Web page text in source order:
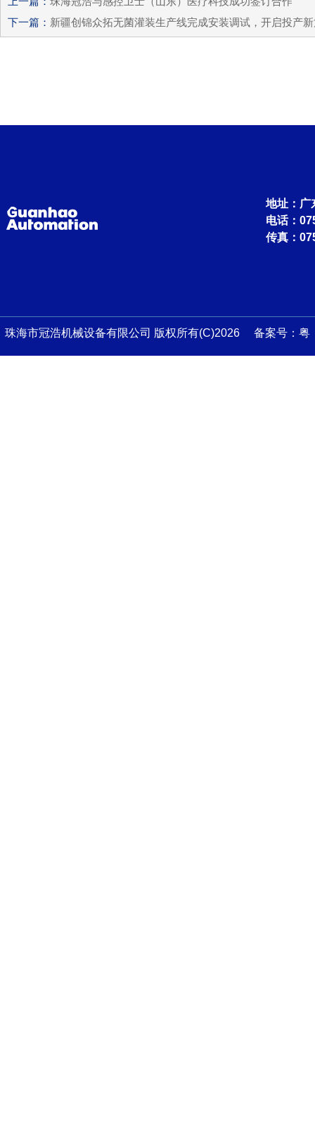
下一篇： 新疆创锦众拓无菌灌装生产线完成安装调试，开启投产
地址：广
电话：
传真：
珠海市冠浩机械设备有限公司 版权所有(C)2026 备案号： 粤